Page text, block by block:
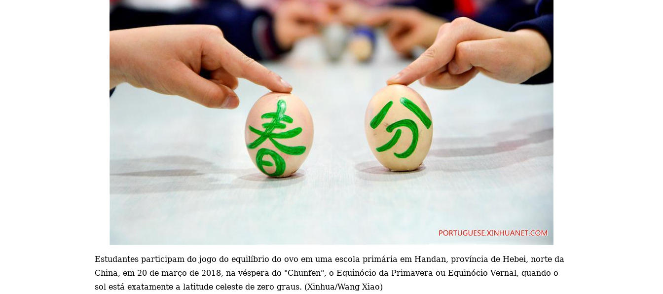
Estudantes participam do jogo do equilíbrio do ovo em uma escola primária em Handan, província de Hebei, norte da
China, em 20 de março de 2018, na véspera do "Chunfen", o Equinócio da Primavera ou Equinócio Vernal, quando o
sol está exatamente a latitude celeste de zero graus. (Xinhua/Wang Xiao)